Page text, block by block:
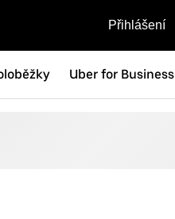
Přihlášení
Uber for Business